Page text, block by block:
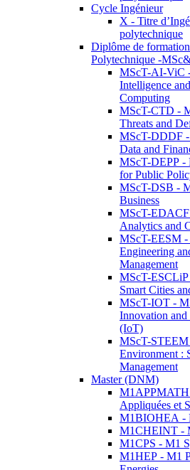
Cycle Ingénieur
X - Titre
polytechnique
Diplôme de
Polytechnique -
MScT-AI-ViC
Intelligence
Computing
MScT-CTD -
Threats and
MScT-DDDF
Data and
MScT-DEPP -
for Public
MScT-DSB -
Business
MScT-EDACF
Analytics and
MScT-EESM -
Engineering
Management
MScT-
Smart Cities
MScT-IOT -
Innovation and
(IoT)
MScT-
Environment :
Management
Master (DNM)
M1APPMATH
Appliquées et
M1BIOHEA -
M1CHEINT -
M1CPS - M1
M1HEP - M1